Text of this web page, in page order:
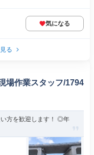
気になる
る
場作業スタッフ/1794
い方を歓迎します！ ◎年